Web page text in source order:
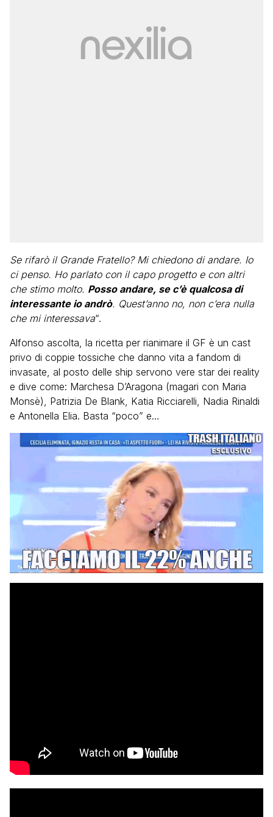
Se rifarò il Grande Fratello? Mi chiedono di andare. Io
ci penso. Ho parlato con il capo progetto e con altri
che stimo molto. Posso andare, se c’è qualcosa di
interessante io andrò. Quest’anno no, non c’era nulla
che mi interessava“.
Alfonso ascolta, la ricetta per rianimare il GF è un cast
privo di coppie tossiche che danno vita a fandom di
invasate, al posto delle ship servono vere star dei reality
e dive come: Marchesa D’Aragona (magari con Maria
Monsè), Patrizia De Blank, Katia Ricciarelli, Nadia Rinaldi
e Antonella Elia. Basta “poco” e…